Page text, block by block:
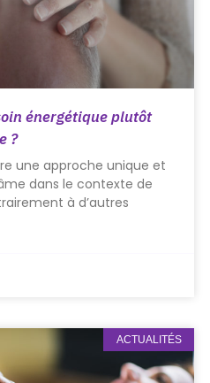
énergétique plutôt
?
une approche unique et
dans le contexte de
à d’autres
ACTUALITÉS